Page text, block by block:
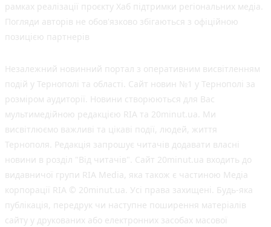
рамках реалізації проєкту Хаб підтримки регіональних медіа.
Погляди авторів не обов'язково збігаються з офіційною
позицією партнерів
Незалежний новинний портал з оперативним висвітленням
подій у Тернополі та області. Сайт новин №1 у Тернополі за
розміром аудиторії. Новини створюються для Вас
мультимедійною редакцією RIA та 20minut.ua. Ми
висвітлюємо важливі та цікаві події, людей, життя
Тернополя. Редакція запрошує читачів додавати власні
новини в розділ "Від читачів". Сайт 20minut.ua входить до
видавничої групи RIA Media, яка також є частиною Медіа
корпорації RIA © 20minut.ua. Усі права захищені. Будь-яка
публiкацiя, передрук чи наступне поширення матеріалів
сайту у друкованих або електронних засобах масової